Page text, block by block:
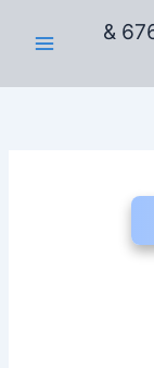
فني تركيب سيراميك الكويت 67613790 &